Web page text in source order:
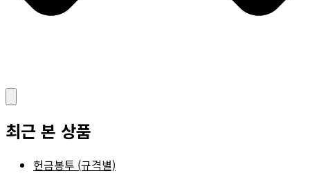
최근 본 상품
헌금봉투 (규격별)